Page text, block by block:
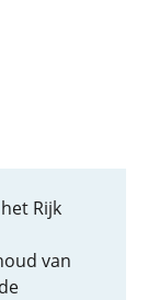
Rijk
van